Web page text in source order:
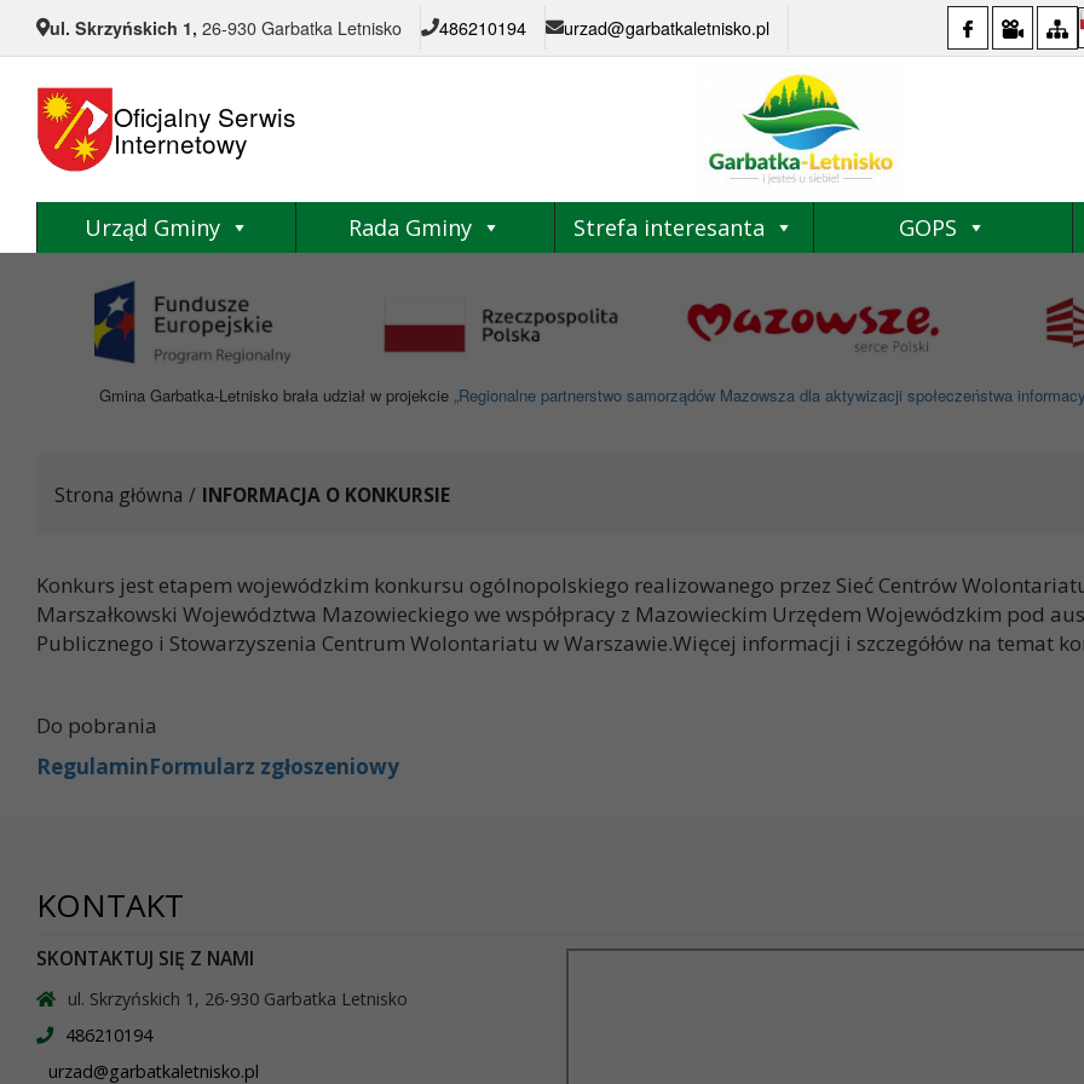
ul. Skrzyńskich 1, 26-930 Garbatka Letnisko 486210194 urzad@garbatkaletnisko.pl
Oficjalny Serwis
Internetowy
Urząd Gminy Rada Gminy Strefa interesanta GOPS
Gmina Garbatka-Letnisko brała udział w projekcie „Regionalne partnerstwo samorządów Mazowsza dla aktywizacji społeczeństwa
Strona główna / INFORMACJA O KONKURSIE
Konkurs jest etapem wojewódzkim konkursu ogólnopolskiego realizowanego przez Sieć Centrów
Marszałkowski Województwa Mazowieckiego we współpracy z Mazowieckim Urzędem Wojewódzkim pod
Publicznego i Stowarzyszenia Centrum Wolontariatu w Warszawie.Więcej informacji i szczegółów na temat
Do pobrania
RegulaminFormularz zgłoszeniowy
KONTAKT
SKONTAKTUJ SIĘ Z NAMI
ul. Skrzyńskich 1, 26-930 Garbatka Letnisko
486210194
urzad@garbatkaletnisko.pl